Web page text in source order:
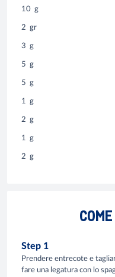
10 g
2 gr
3 g
5 g
5 g
1 g
2 g
1 g
2 g
Step 1
Prendere entrecote e
fare una legatura con lo